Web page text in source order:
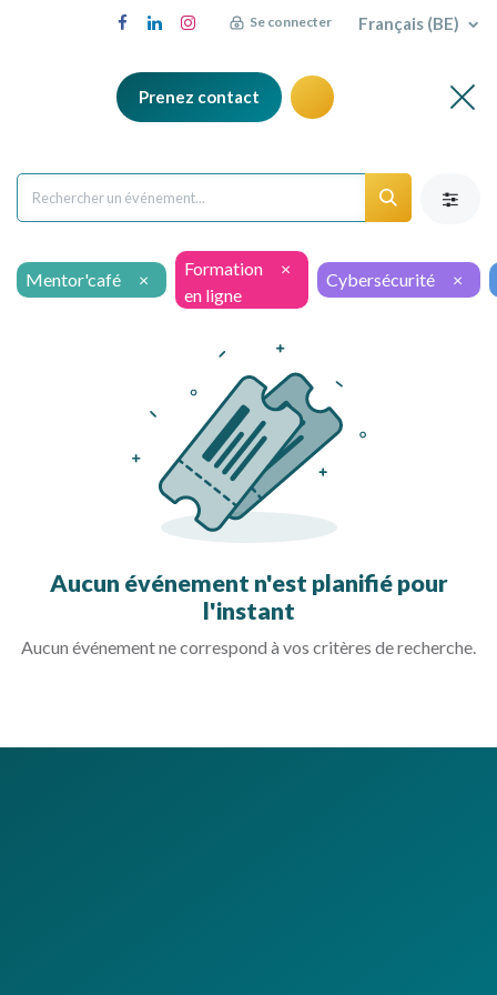
Se connecter Français (BE)
Prenez contact
Mentor'café ×
Formation
en ligne
×
Cybersécurité ×
Aucun événement n'est planifié pour
l'instant
Aucun événement ne correspond à vos critères de recherche.